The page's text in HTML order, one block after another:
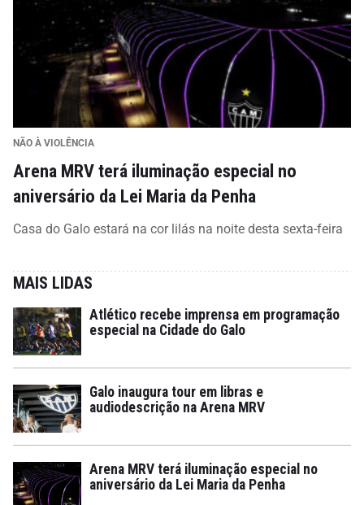
NÃO À VIOLÊNCIA
Arena MRV terá iluminação especial no
aniversário da Lei Maria da Penha
Casa do Galo estará na cor lilás na noite desta sexta-feira
MAIS LIDAS
Atlético recebe imprensa em programação
especial na Cidade do Galo
Galo inaugura tour em libras e
audiodescrição na Arena MRV
Arena MRV terá iluminação especial no
aniversário da Lei Maria da Penha